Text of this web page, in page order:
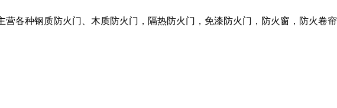
各种钢质防火门、木质防火门，隔热防火门，免漆防火门，防火窗，防火卷